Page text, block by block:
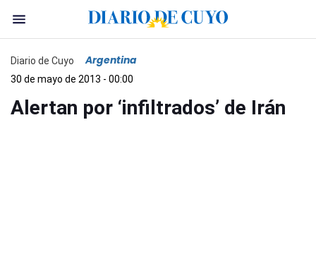
Diario de Cuyo Argentina
30 de mayo de 2013 - 00:00
Alertan por ‘infiltrados’ de Irán